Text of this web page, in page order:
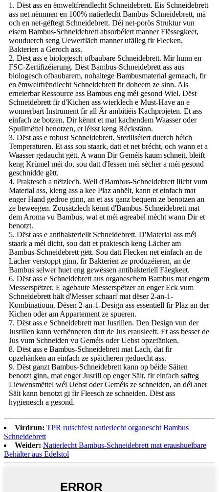
1. Dëst ass en ëmweltfrëndlecht Schneidebrett. Eis Schneidebrett
ass net nëmmen en 100% natierlecht Bambus-Schneidebrett, mä
och en net-gëftegt Schneidebrett. Déi net-porös Struktur vun
eisem Bambus-Schneidebrett absorbéiert manner Flëssegkeet,
wouduerch seng Uewerfläch manner ufälleg fir Flecken,
Bakterien a Geroch ass.
2. Dëst ass e biologesch ofbaubare Schneidebrett. Mir hunn en
FSC-Zertifizéierung. Dëst Bambus-Schneidebrett ass aus
biologesch ofbaubarem, nohaltege Bambusmaterial gemaach, fir
en ëmweltfrëndlecht Schneidebrett fir doheem ze sinn. Als
erneierbar Ressource ass Bambus eng méi gesond Wiel. Dëst
Schneidebrett fir d'Kichen ass wierklech e Must-Have an e
wonnerbart Instrument fir all Är ambitiéis Kachprojeten. Et ass
einfach ze botzen, Dir kënnt et mat kachendem Waasser oder
Spullmëttel benotzen, et léisst keng Réckstänn.
3. Dëst ass e robust Schneidebrett. Steriliséiert duerch héich
Temperaturen. Et ass sou staark, datt et net brécht, och wann et a
Waasser gedaucht gëtt. A wann Dir Geméis kaum schneit, bleift
keng Krümel méi do, sou datt d'Iessen méi sécher a méi gesond
geschnidde gëtt.
4. Praktesch a nëtzlech. Well d'Bambus-Schneidebrett liicht vum
Material ass, kleng ass a kee Plaz anhëlt, kann et einfach mat
enger Hand gedroe ginn, an et ass ganz bequem ze benotzen an
ze beweegen. Zousätzlech kënnt d'Bambus-Schneidebrett mat
dem Aroma vu Bambus, wat et méi agreabel mécht wann Dir et
benotzt.
5. Dëst ass e antibakteriellt Schneidebrett. D'Material ass méi
staark a méi dicht, sou datt et praktesch keng Lächer am
Bambus-Schneidebrett gëtt. Sou datt Flecken net einfach an de
Lächer verstoppt ginn, fir Bakterien ze produzéieren, an de
Bambus selwer huet eng gewëssen antibakteriell Fäegkeet.
6. Dëst ass e Schneidebrett aus organeschem Bambus mat engem
Messerspëtzer. E agebaute Messerspëtzer an enger Eck vum
Schneidebrett hält d'Messer schaarf mat dëser 2-an-1-
Kombinatioun. Dësen 2-an-1-Design ass essentiell fir Plaz an der
Kichen oder am Appartement ze spueren.
7. Dëst ass e Schneidebrett mat Jusrillen. Den Design vun der
Jusrillen kann verhënneren datt de Jus erausleeft. Et ass besser de
Jus vum Schneiden vu Geméis oder Uebst opzefänken.
8. Dëst ass e Bambus-Schneidebrett mat Lach, dat fir
opzehänken an einfach ze späicheren geduecht ass.
9. Dëst ganzt Bambus-Schneidebrett kann op béide Säiten
benotzt ginn, mat enger Jusrill op enger Säit, fir einfach safteg
Liewensmëttel wéi Uebst oder Geméis ze schneiden, an déi aner
Säit kann benotzt gi fir Fleesch ze schneiden. Dëst ass
hygienesch a gesond.
Virdrun: TPR rutschfest natierlecht organescht Bambus
Schneidebrett
Weider: Natierlecht Bambus-Schneidebrett mat eraushuelbare
Behälter aus Edelstol